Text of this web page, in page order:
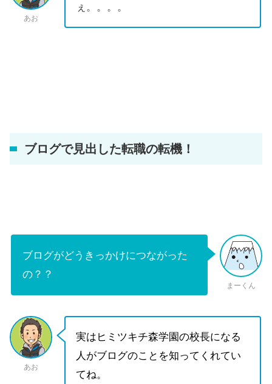
あお
ぇ。。。。
ブログで見出した転職の転機！
ブログがどうきっかけにつながった
の？？
まーくん
あお
実はヒミツキチ森学園の校長になる
人がブログのことを知ってくれてい
てね。